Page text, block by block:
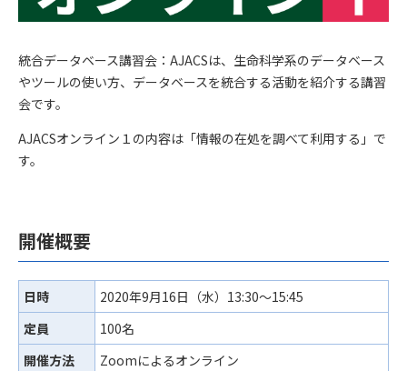
統合データベース講習会：AJACSは、生命科学系のデータベース
やツールの使い方、データベースを統合する活動を紹介する講習
会です。
AJACSオンライン１の内容は「情報の在処を調べて利用する」で
す。
開催概要
日時
2020年9月16日（水）13:30～15:45
定員
100名
開催方法
Zoomによるオンライン